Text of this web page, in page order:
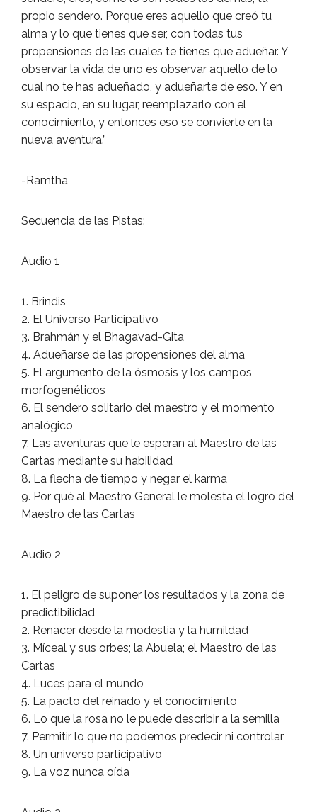
propio sendero. Porque eres aquello que creó tu
alma y lo que tienes que ser, con todas tus
propensiones de las cuales te tienes que adueñar. Y
observar la vida de uno es observar aquello de lo
cual no te has adueñado, y adueñarte de eso. Y en
su espacio, en su lugar, reemplazarlo con el
conocimiento, y entonces eso se convierte en la
nueva aventura.”
-Ramtha
Secuencia de las Pistas:
Audio 1
1. Brindis
2. El Universo Participativo
3. Brahmán y el Bhagavad-Gita
4. Adueñarse de las propensiones del alma
5. El argumento de la ósmosis y los campos
morfogenéticos
6. El sendero solitario del maestro y el momento
analógico
7. Las aventuras que le esperan al Maestro de las
Cartas mediante su habilidad
8. La flecha de tiempo y negar el karma
9. Por qué al Maestro General le molesta el logro del
Maestro de las Cartas
Audio 2
1. El peligro de suponer los resultados y la zona de
predictibilidad
2. Renacer desde la modestia y la humildad
3. Míceal y sus orbes; la Abuela; el Maestro de las
Cartas
4. Luces para el mundo
5. La pacto del reinado y el conocimiento
6. Lo que la rosa no le puede describir a la semilla
7. Permitir lo que no podemos predecir ni controlar
8. Un universo participativo
9. La voz nunca oída